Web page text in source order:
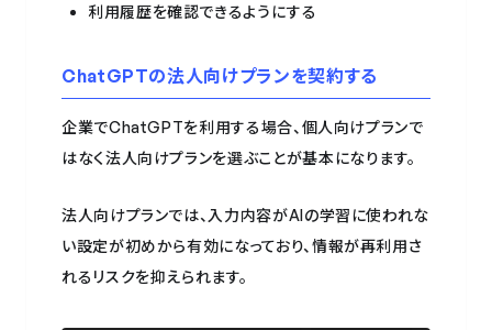
利用履歴を確認できるようにする
ChatGPTの法人向けプランを契約する
企業でChatGPTを利用する場合、個人向けプランで
はなく法人向けプランを選ぶことが基本になります。
法人向けプランでは、入力内容がAIの学習に使われな
い設定が初めから有効になっており、情報が再利用さ
れるリスクを抑えられます。